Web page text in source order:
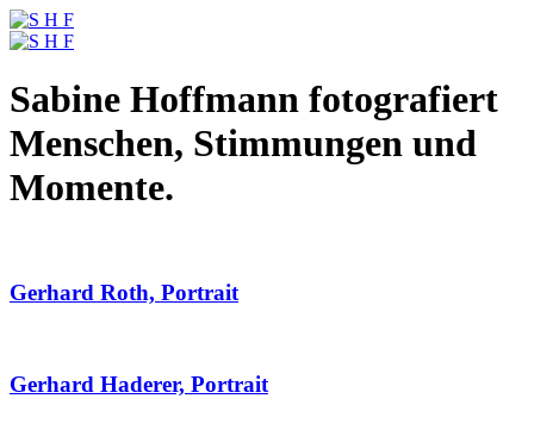
Sabine Hoffmann fotografiert
Menschen, Stimmungen und
Momente.
Gerhard Roth, Portrait
Gerhard Haderer, Portrait